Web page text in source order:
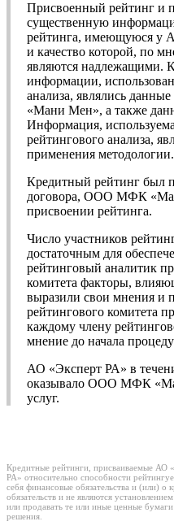
Присвоенный рейтинг и
существенную
рейтинга, имеющуюся у
и качество которой, по
являются надлежащими.
информации,
анализа, являлись
«Мани Мен», а также
Информация,
рейтингового анализа,
применения методологии.
Кредитный рейтинг был
договора, ООО МФК
присвоении рейтинга.
Число участников
достаточным для
рейтинговый аналитик
комитета факторы,
выразили свои мнения и
рейтингового комитета
каждому члену
мнение до начала
АО «Эксперт РА» в
оказывало ООО МФК
услуг.
Кредитные рейтинги, присваиваемые
РА» относительно способности
себя финансовые обязательства и (или)
обязательств и не являются
или продавать те или иные ценные
решения.